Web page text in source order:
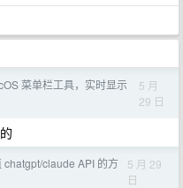
菜单栏工具，实时显示
5 月
29 日
chatgpt/claude API 的方
5 月 29
日